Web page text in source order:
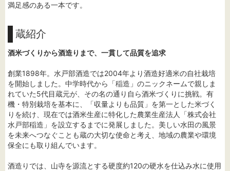
満足感のある一本です。
蔵紹介
酒米づくりから酒造りまで、一貫して品質を追求
創業1898年。水戸部酒造では2004年より酒造好適米の自社栽培
を開始しました。中学時代から「稲造」のニックネームで親しま
れていた5代目蔵元が、その名の通り自ら酒米づくりに挑戦。有
機・特別栽培を基本に、「収量よりも品質」を第一とした米づく
りを続け、現在では酒米生産に特化した農業生産法人「株式会社
水戸部稲造」を設立するまでに発展しました。美しい水田の風景
を未来へつなぐことも蔵の大切な使命と考え、地域の農業や環境
保全にも取り組んでいます。
酒造りでは、山寺を源流とする硬度約120の硬水を仕込み水に使用